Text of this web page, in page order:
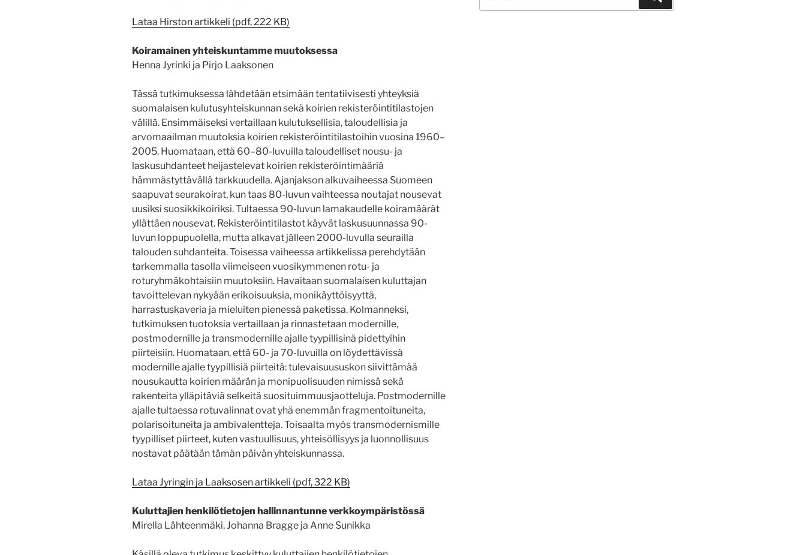
Lataa Hirston artikkeli (pdf, 222 KB)
Koiramainen yhteiskuntamme muutoksessa
Henna Jyrinki ja Pirjo Laaksonen
Tässä tutkimuksessa lähdetään etsimään tentatiivisesti yhteyksiä
suomalaisen kulutusyhteiskunnan sekä koirien rekisteröintitilastojen
välillä. Ensimmäiseksi vertaillaan kulutuksellisia, taloudellisia ja
arvomaailman muutoksia koirien rekisteröintitilastoihin vuosina 1960–
2005. Huomataan, että 60–80-luvuilla taloudelliset nousu- ja
laskusuhdanteet heijastelevat koirien rekisteröintimääriä
hämmästyttävällä tarkkuudella. Ajanjakson alkuvaiheessa Suomeen
saapuvat seurakoirat, kun taas 80-luvun vaihteessa noutajat nousevat
uusiksi suosikkikoiriksi. Tultaessa 90-luvun lamakaudelle koiramäärät
yllättäen nousevat. Rekisteröintitilastot käyvät laskusuunnassa 90-
luvun loppupuolella, mutta alkavat jälleen 2000-luvulla seurailla
talouden suhdanteita. Toisessa vaiheessa artikkelissa perehdytään
tarkemmalla tasolla viimeiseen vuosikymmenen rotu- ja
roturyhmäkohtaisiin muutoksiin. Havaitaan suomalaisen kuluttajan
tavoittelevan nykyään erikoisuuksia, monikäyttöisyyttä,
harrastuskaveria ja mieluiten pienessä paketissa. Kolmanneksi,
tutkimuksen tuotoksia vertaillaan ja rinnastetaan modernille,
postmodernille ja transmodernille ajalle tyypillisinä pidettyihin
piirteisiin. Huomataan, että 60- ja 70-luvuilla on löydettävissä
modernille ajalle tyypillisiä piirteitä: tulevaisuususkon siivittämää
nousukautta koirien määrän ja monipuolisuuden nimissä sekä
rakenteita ylläpitäviä selkeitä suosituimmuusjaotteluja. Postmodernille
ajalle tultaessa rotuvalinnat ovat yhä enemmän fragmentoituneita,
polarisoituneita ja ambivalentteja. Toisaalta myös transmodernismille
tyypilliset piirteet, kuten vastuullisuus, yhteisöllisyys ja luonnollisuus
nostavat päätään tämän päivän yhteiskunnassa.
Lataa Jyringin ja Laaksosen artikkeli (pdf, 322 KB)
Kuluttajien henkilötietojen hallinnantunne verkkoympäristössä
Mirella Lähteenmäki, Johanna Bragge ja Anne Sunikka